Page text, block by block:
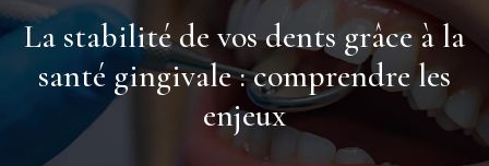
La stabilité de vos dents grâce à la
santé gingivale : comprendre les
enjeux